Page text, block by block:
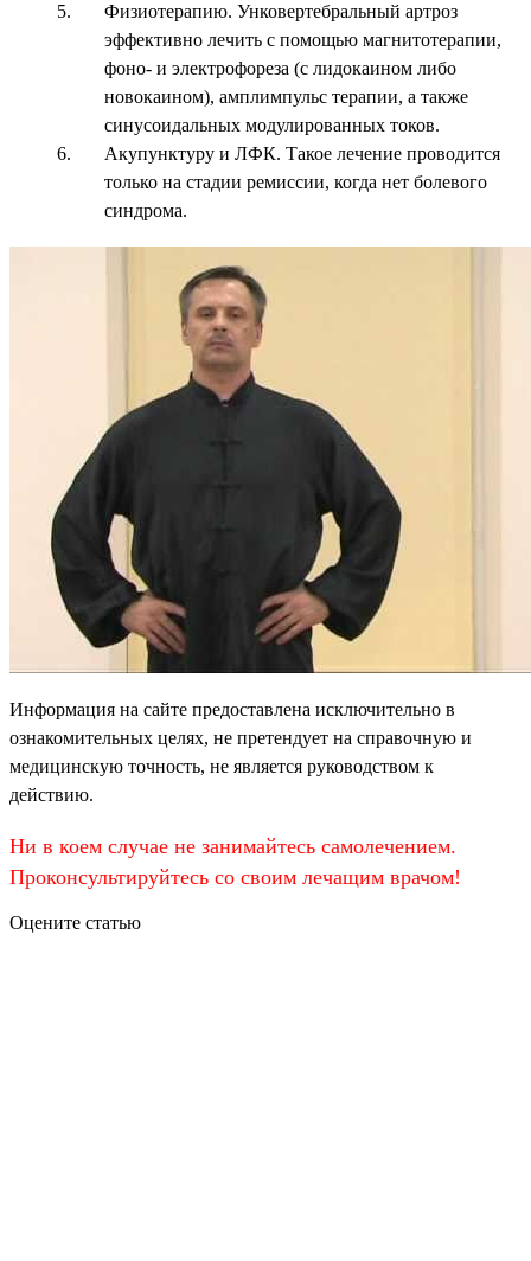
Физиотерапию. Унковертебральный артроз
эффективно лечить с помощью магнитотерапии,
фоно- и электрофореза (с лидокаином либо
новокаином), амплимпульс терапии, а также
синусоидальных модулированных токов.
Акупунктуру и ЛФК. Такое лечение проводится
только на стадии ремиссии, когда нет болевого
синдрома.
Информация на сайте предоставлена исключительно в
ознакомительных целях, не претендует на справочную и
медицинскую точность, не является руководством к
действию.
Ни в коем случае не занимайтесь самолечением.
Проконсультируйтесь со своим лечащим врачом!
Оцените статью